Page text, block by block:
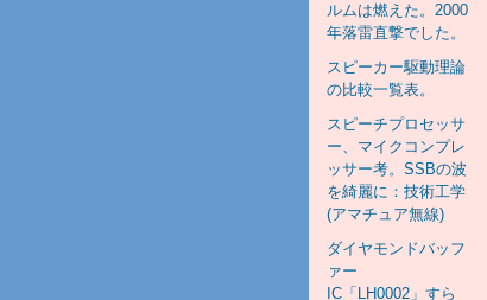
ルムは燃えた。2000
年落雷直撃でした。
スピーカー駆動理論
の比較一覧表。
スピーチプロセッサ
ー、マイクコンプレ
ッサー考。SSBの波
を綺麗に：技術工学
(アマチュア無線)
ダイヤモンドバッフ
ァー
IC「LH0002」すら